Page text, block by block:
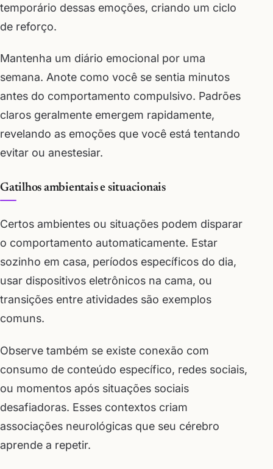
temporário dessas emoções, criando um ciclo
de reforço.
Mantenha um diário emocional por uma
semana. Anote como você se sentia minutos
antes do comportamento compulsivo. Padrões
claros geralmente emergem rapidamente,
revelando as emoções que você está tentando
evitar ou anestesiar.
Gatilhos ambientais e situacionais
Certos ambientes ou situações podem disparar
o comportamento automaticamente. Estar
sozinho em casa, períodos específicos do dia,
usar dispositivos eletrônicos na cama, ou
transições entre atividades são exemplos
comuns.
Observe também se existe conexão com
consumo de conteúdo específico, redes sociais,
ou momentos após situações sociais
desafiadoras. Esses contextos criam
associações neurológicas que seu cérebro
aprende a repetir.